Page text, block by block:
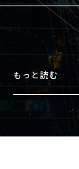
もっと読む